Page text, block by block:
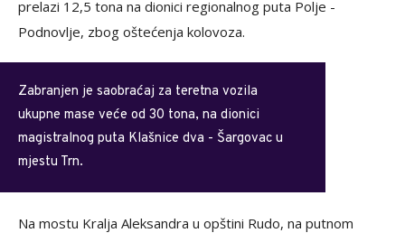
prelazi 12,5 tona na dionici regionalnog puta Polje -
Podnovlje, zbog oštećenja kolovoza.
Zabranjen je saobraćaj za teretna vozila
ukupne mase veće od 30 tona, na dionici
magistralnog puta Klašnice dva - Šargovac u
mjestu Trn.
Na mostu Kralja Aleksandra u opštini Rudo, na putnom